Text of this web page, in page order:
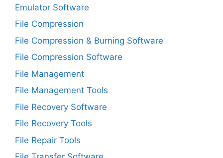
Emulator Software
File Compression
File Compression & Burning Software
File Compression Software
File Management
File Management Tools
File Recovery Software
File Recovery Tools
File Repair Tools